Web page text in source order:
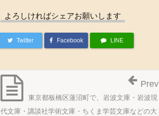
よろしければシェアお願いします
Twitter Facebook LINE
東京都板橋区蓮沼町で、岩波文庫・岩波現
代文庫・講談社学術文庫・ちくま学芸文庫などの大
Prev